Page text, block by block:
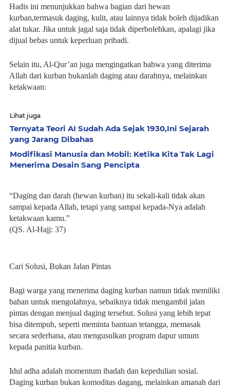
Hadis ini menunjukkan bahwa bagian dari hewan
kurban,termasuk daging, kulit, atau lainnya tidak boleh dijadikan
alat tukar. Jika untuk jagal saja tidak diperbolehkan, apalagi jika
dijual bebas untuk keperluan pribadi.
Selain itu, Al-Qur’an juga mengingatkan bahwa yang diterima
Allah dari kurban bukanlah daging atau darahnya, melainkan
ketakwaan:
Lihat juga
Ternyata Teori AI Sudah Ada Sejak 1930,Ini Sejarah
yang Jarang Dibahas
Modifikasi Manusia dan Mobil: Ketika Kita Tak Lagi
Menerima Desain Sang Pencipta
“Daging dan darah (hewan kurban) itu sekali-kali tidak akan
sampai kepada Allah, tetapi yang sampai kepada-Nya adalah
ketakwaan kamu.”
(QS. Al-Hajj: 37)
Cari Solusi, Bukan Jalan Pintas
Bagi warga yang menerima daging kurban namun tidak memiliki
bahan untuk mengolahnya, sebaiknya tidak mengambil jalan
pintas dengan menjual daging tersebut. Solusi yang lebih tepat
bisa ditempuh, seperti meminta bantuan tetangga, memasak
secara sederhana, atau mengusulkan program dapur umum
kepada panitia kurban.
Idul adha adalah momentum ibadah dan kepedulian sosial.
Daging kurban bukan komoditas dagang, melainkan amanah dari